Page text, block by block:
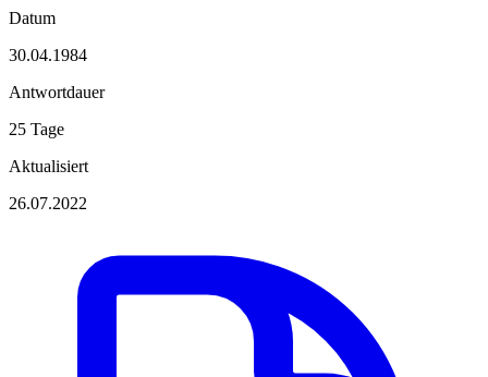
Datum
30.04.1984
Antwortdauer
25 Tage
Aktualisiert
26.07.2022